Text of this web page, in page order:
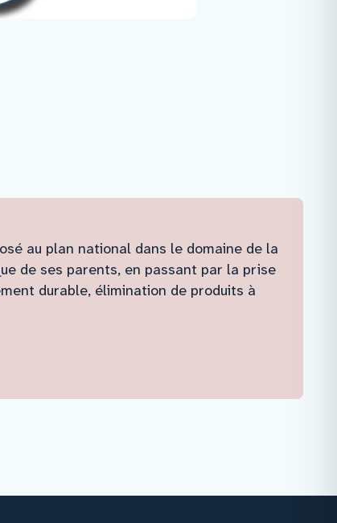
au plan national dans le domaine de la
de ses parents, en passant par la prise
durable, élimination de produits à